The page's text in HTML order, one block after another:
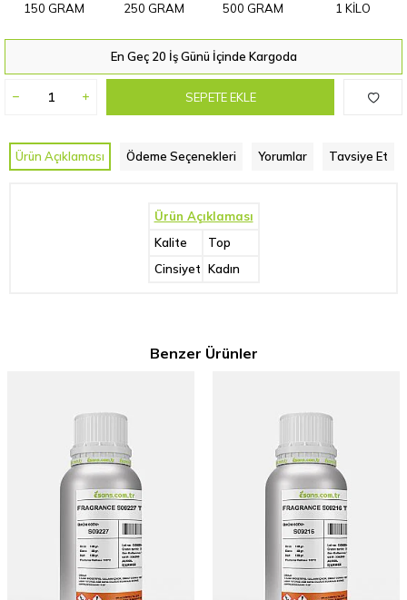
150 GRAM 250 GRAM 500 GRAM 1 KİLO
En Geç 20 İş Günü İçinde Kargoda
SEPETE EKLE
Ürün Açıklaması Ödeme Seçenekleri Yorumlar Tavsiye Et
Ürün Açıklaması
Kalite
Top
Cinsiyet Kadın
Benzer Ürünler